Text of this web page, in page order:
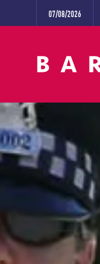
07/08/2026